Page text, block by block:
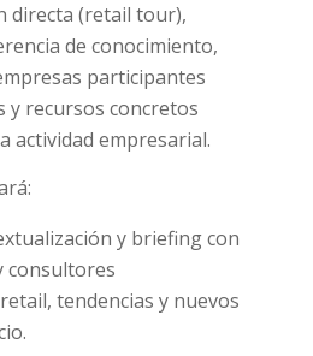
directa (retail tour),
de conocimiento,
participantes
y recursos concretos
actividad empresarial.
y briefing con
consultores
tendencias y nuevos